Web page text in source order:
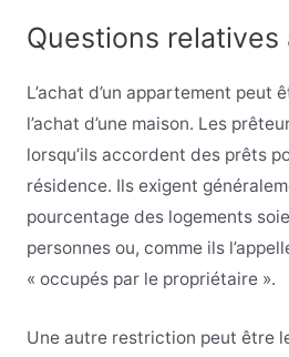
Questions relatives
L’achat d’un appartement peut
l’achat d’une maison. Les
lorsqu’ils accordent des prêts
résidence. Ils exigent
pourcentage des logements
personnes ou, comme ils
« occupés par le propriétaire ».
Une autre restriction peut être